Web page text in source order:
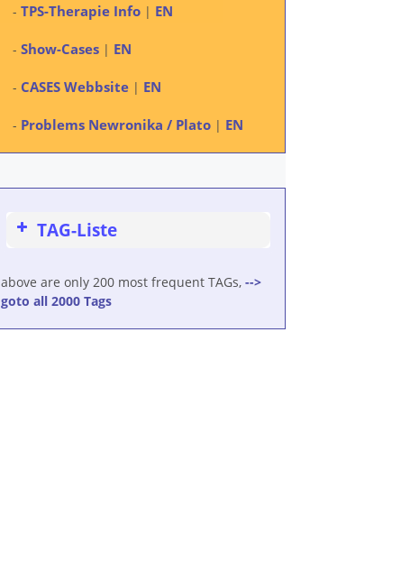
- TPS-Therapie Info | EN
- Show-Cases | EN
- CASES Webbsite | EN
- Problems Newronika / Plato | EN
TAG-Liste
above are only 200 most frequent TAGs, -->
goto all 2000 Tags